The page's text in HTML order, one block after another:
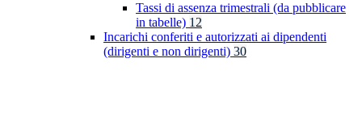
Tassi di assenza trimestrali (da pubblicare
in tabelle) 12
Incarichi conferiti e autorizzati ai dipendenti
(dirigenti e non dirigenti) 30